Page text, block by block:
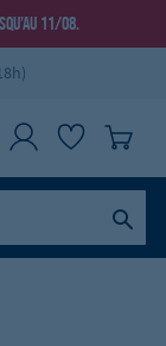
11/08.